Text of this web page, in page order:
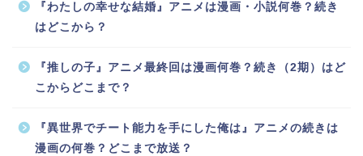
『わたしの幸せな結婚』アニメは漫画・小説何巻？続き
はどこから？
『推しの子』アニメ最終回は漫画何巻？続き（2期）はど
こからどこまで？
『異世界でチート能力を手にした俺は』アニメの続きは
漫画の何巻？どこまで放送？